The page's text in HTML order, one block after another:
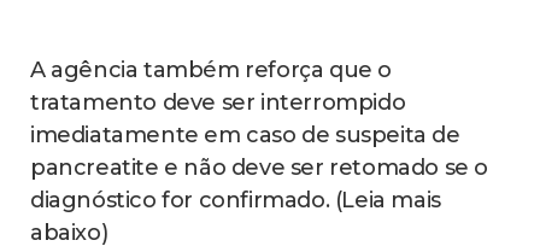
A agência também reforça que o
tratamento deve ser interrompido
imediatamente em caso de suspeita de
pancreatite e não deve ser retomado se o
diagnóstico for confirmado. (Leia mais
abaixo)